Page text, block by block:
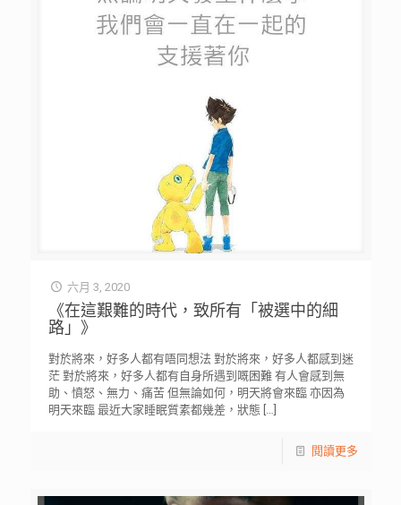
六月 3, 2020
《在這艱難的時代，致所有「被選中的細
路」》
對於將來，好多人都有唔同想法 對於將來，好多人都感到迷
茫 對於將來，好多人都有自身所遇到嘅困難 有人會感到無
助、憤怒、無力、痛苦 但無論如何，明天將會來臨 亦因為
明天來臨 最近大家睡眠質素都幾差，狀態 […]
閱讀更多